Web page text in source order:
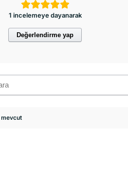
1 incelemeye dayanarak
Değerlendirme yap
mevcut